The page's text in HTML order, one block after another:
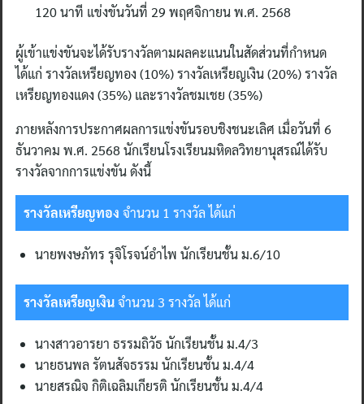
120 นาที แข่งขันวันที่ 29 พฤศจิกายน พ.ศ. 2568
ผู้เข้าแข่งขันจะได้รับรางวัลตามผลคะแนนในสัดส่วนที่กำหนด
ได้แก่ รางวัลเหรียญทอง (10%) รางวัลเหรียญเงิน (20%) รางวัล
เหรียญทองแดง (35%) และรางวัลชมเชย (35%)
ภายหลังการประกาศผลการแข่งขันรอบชิงชนะเลิศ เมื่อวันที่ 6
ธันวาคม พ.ศ. 2568 นักเรียนโรงเรียนมหิดลวิทยานุสรณ์ได้รับ
รางวัลจากการแข่งขัน ดังนี้
รางวัลเหรียญทอง จำนวน 1 รางวัล ได้แก่
นายพงษภัทร รุจิโรจน์อำไพ นักเรียนชั้น ม.6/10
รางวัลเหรียญเงินจำนวน 3 รางวัล ได้แก่
นางสาวอารยา ธรรมถิวัธ นักเรียนชั้น ม.4/3
นายธนพล รัตนสัจธรรม นักเรียนชั้น ม.4/4
นายสรณิจ กิติเฉลิมเกียรติ นักเรียนชั้น ม.4/4